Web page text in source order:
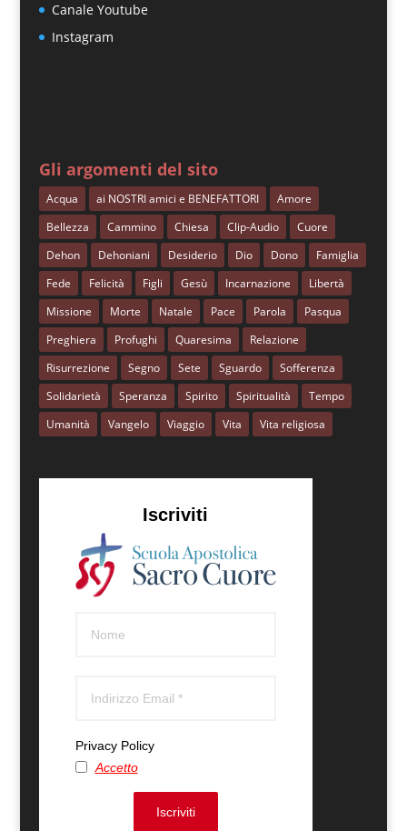
Canale Youtube
Instagram
Gli argomenti del sito
Acqua ai NOSTRI amici e BENEFATTORI
Amore
Bellezza
Cammino Chiesa Clip-Audio
Cuore
Dehon
Dehoniani Desiderio Dio Dono
Famiglia
Fede
Felicità Figli Gesù Incarnazione
Libertà
Missione
Morte Natale Pace Parola
Pasqua
Preghiera
Profughi Quaresima
Relazione
Risurrezione
Segno Sete Sguardo
Sofferenza
Solidarietà
Speranza Spirito Spiritualità
Tempo
Umanità
Vangelo Viaggio Vita Vita religiosa
Iscriviti
Privacy Policy
Accetto
Iscriviti